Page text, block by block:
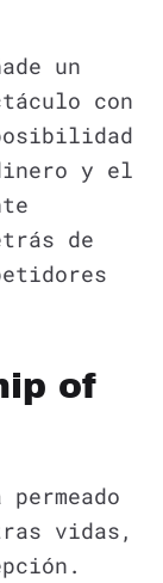
un
con
y el
de
of
vidas,